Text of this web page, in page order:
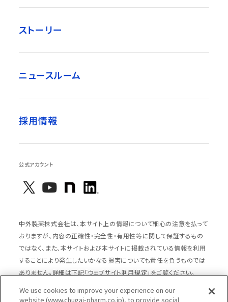
ストーリー
ニュースルーム
採用情報
公式アカウント
中外製薬株式会社は、本サイト上の情報について細心の注意を払って
おりますが、内容の正確性・完全性・有用性等に関して保証するもの
ではなく、また、本サイトおよび本サイトに掲載されている情報を利用
することにより発生したいかなる損害についても責任を負うものでは
ありません。詳細は下記「ウェブサイト利用規定」をご覧ください。
We use cookies to improve your experience on our
website (www.chugai-pharm.co.jp), to provide social